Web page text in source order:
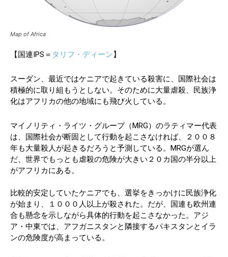
Map of Africa
【国連IPS＝ タリフ・ディーン 】
スーダン、最近ではケニアで起きている殺害に、国際社会は
積極的に取り組もうとしない。そのために大量虐殺、民族浄
化はアフリカの他の地域にも飛び火している。
マイノリティ・ライツ・グループ（MRG）のラティマー代表
は、国際社会が断固として行動を起こさなければ、２００８
年も大量殺人が起きるだろうと予測している。MRGが選ん
だ、世界でもっとも虐殺の危険が大きい２０カ国の半分以上
がアフリカにある。
比較的安定していたケニアでも、選挙をきっかけに民族浄化
が始まり、１０００人以上が殺された。だが、国連も欧州連
合も懸念を示しながら具体的行動を起こさなかった。アジ
ア・中東では、アフガニスタンと隣接するパキスタンとイラ
ンの危険度が高まっている。